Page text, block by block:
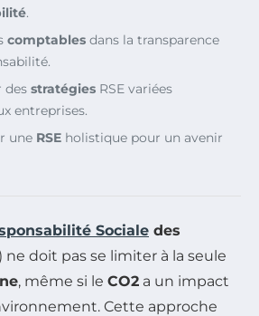
.
comptables dans la transparence
des stratégies RSE variées
entreprises.
une RSE holistique pour un avenir
Sociale des
ne doit pas se limiter à la seule
, même si le CO2 a un impact
Cette approche